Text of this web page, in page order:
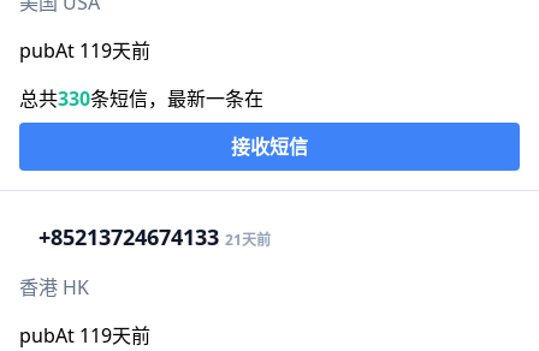
pubAt 119天前
总共330条短信，最新一条在
接收短信
+85213724674133 21天前
香港 HK
pubAt 119天前